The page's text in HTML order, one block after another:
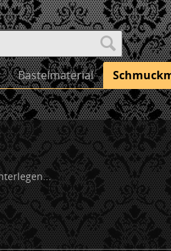
Bastelmaterial